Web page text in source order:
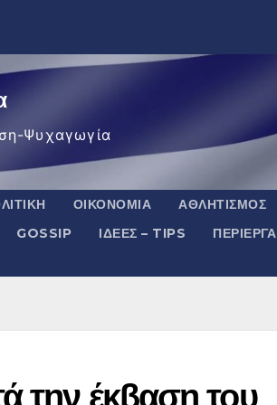
Ψυχαγωγία
ΟΙΚΟΝΟΜΊΑ ΑΘΛΗΤΙΣΜΌΣ
GOSSIP ΙΔΈΕΣ – TIPS ΠΕΡΊΕΡΓΑ
την έκβαση του